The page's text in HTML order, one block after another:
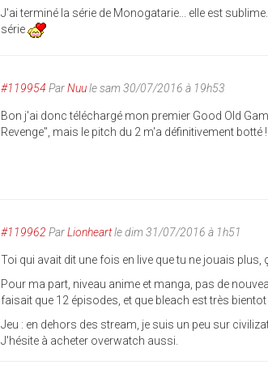
J'ai terminé la série de Monogatarie... elle est
série
#119954 ParNuule sam 30/07/2016 à 19h53
Bon j'ai donc téléchargé mon premier Good Old
Revenge", mais le pitch du 2 m'a définitivement botté !
#119962 ParLionheartle dim 31/07/2016 à 1h51
Toi qui avait dit une fois en live que tu ne jouais
Pour ma part, niveau anime et manga, pas de
faisait que 12 épisodes, et que bleach est très bientot
Jeu : en dehors des stream, je suis un peu sur
J'hésite à acheter overwatch aussi.